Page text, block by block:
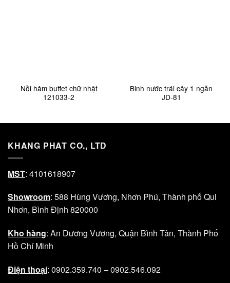
Nồi hâm buffet chữ nhật
121033-2
Binh nước trái cây 1 ngăn
JD-81
KHANG PHAT CO., LTD
MST: 4101618907
Showroom: 588 Hùng Vương, Nhơn Phú, Thành phố Qui
Nhơn, Bình Định 820000
Kho hàng: An Dương Vương, Quận Bình Tân, Thành Phố
Hồ Chí Minh
Điện thoại: 0902.359.740 – 0902.546.092